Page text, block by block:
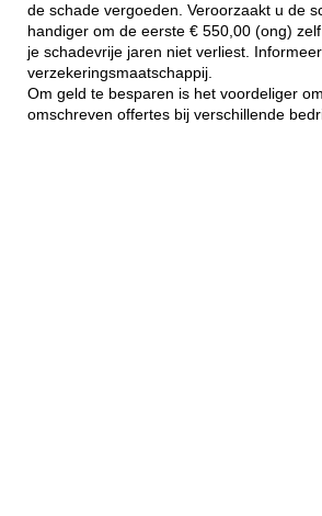
de schade vergoeden. Veroorzaakt u de
handiger om de eerste € 550,00 (ong)
je schadevrije jaren niet verliest.
verzekeringsmaatschappij.
Om geld te besparen is het voordeliger
omschreven offertes bij verschillende